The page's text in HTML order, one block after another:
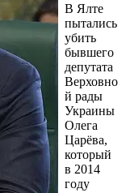
В Ялте
пытались
убить
бывшего
депутата
Верховно
й рады
Украины
Олега
Царёва,
который
в 2014
году